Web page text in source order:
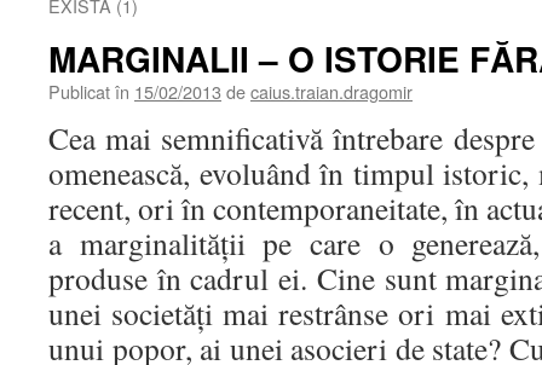
EXISTĂ (1)
MARGINALII – O ISTORIE
Publicat în 15/02/2013 decaius.traian.dragomir
Cea mai semnificativă întrebare
omenească, evoluând în timpul
recent, ori în contemporaneitate, în
a marginalităţii pe care o
produse în cadrul ei. Cine sunt
unei societăţi mai restrânse ori mai
unui popor, ai unei asocieri de state?